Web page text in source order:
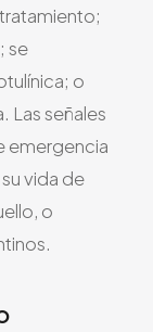
se
o
Las señales
emergencia
vida de
o